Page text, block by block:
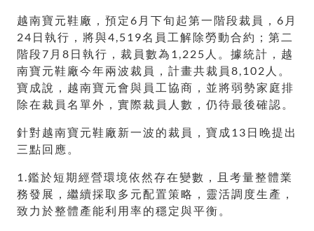
越南寶元鞋廠，預定6月下旬起第一階段裁員，6月
24日執行，將與4,519名員工解除勞動合約；第二
階段7月8日執行，裁員數為1,225人。據統計，越
南寶元鞋廠今年兩波裁員，計畫共裁員8,102人。
寶成說，越南寶元會與員工協商，並將弱勢家庭排
除在裁員名單外，實際裁員人數，仍待最後確認。
針對越南寶元鞋廠新一波的裁員，寶成13日晚提出
三點回應。
1.鑑於短期經營環境依然存在變數，且考量整體業
務發展，繼續採取多元配置策略，靈活調度生產，
致力於整體產能利用率的穩定與平衡。